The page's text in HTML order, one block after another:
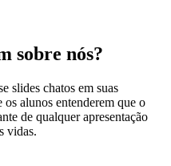
sobre nós?
slides chatos em suas
os alunos entenderem que o
de qualquer apresentação
vidas.